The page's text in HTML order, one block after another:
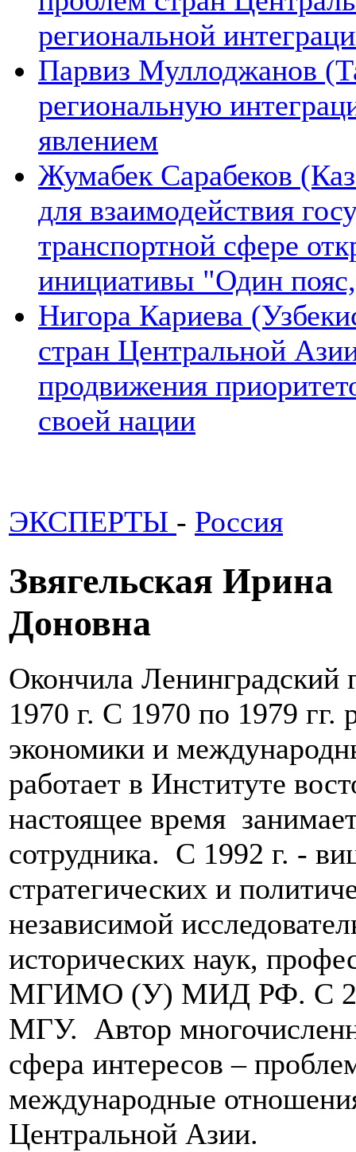
региональной
Парвиз Муллоджанов
региональную
явлением
Жумабек Сарабеков
для взаимодействия
транспортной сфере
инициативы "Один
Нигора Кариева
стран Центральной
продвижения
своей нации
ЭКСПЕРТЫ - Россия
Звягельская Ирина
Доновна
Окончила Ленинградский
1970 г. С 1970 по 1979 гг.
экономики и
работает в Институте
настоящее время
сотрудника. С 1992 г. -
стратегических и
независимой
исторических наук,
МГИМО (У) МИД РФ. С
МГУ. Автор
сфера интересов –
международные
Центральной Азии.